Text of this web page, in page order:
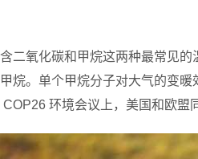
二氧化碳和甲烷这两种最常见
烷。单个甲烷分子对大气的变暖
COP26 环境会议上，美国和欧盟